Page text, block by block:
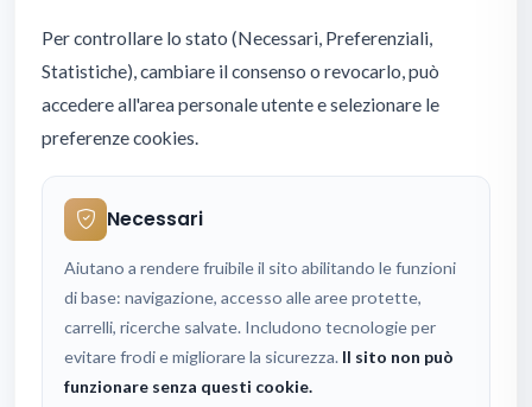
Per controllare lo stato (Necessari, Preferenziali,
Statistiche), cambiare il consenso o revocarlo, può
accedere all'area personale utente e selezionare le
preferenze cookies.
Necessari
Aiutano a rendere fruibile il sito abilitando le funzioni
di base: navigazione, accesso alle aree protette,
carrelli, ricerche salvate. Includono tecnologie per
evitare frodi e migliorare la sicurezza. Il sito non può
funzionare senza questi cookie.